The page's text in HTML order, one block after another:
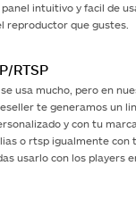
intuitivo y facil de
reproductor que gustes.
RTSP
usa mucho, pero en
te generamos un
y con tu
o rtsp igualmente con
usarlo con los players